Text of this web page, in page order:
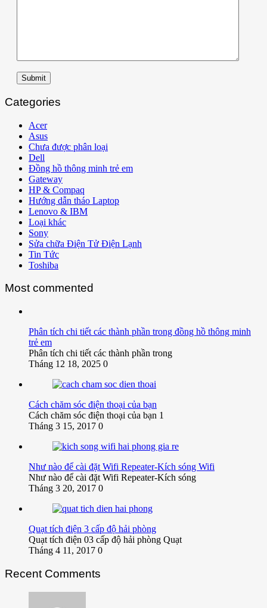
Submit
Categories
Acer
Asus
Chưa được phân loại
Dell
Đồng hồ thông minh trẻ em
Gateway
HP & Compaq
Hướng dẫn tháo Laptop
Lenovo & IBM
Loại khác
Sony
Sửa chữa Điện Tử Điện Lạnh
Tin Tức
Toshiba
Most commented
Phân tích chi tiết các thành phần trong đồng hồ thông minh
trẻ em
Phân tích chi tiết các thành phần trong
Tháng 12 18, 2025 0
Cách chăm sóc điện thoại của bạn
Cách chăm sóc điện thoại của bạn 1
Tháng 3 15, 2017 0
Như nào để cài đặt Wifi Repeater-Kích sóng Wifi
Như nào để cài đặt Wifi Repeater-Kích sóng
Tháng 3 20, 2017 0
Quạt tích điện 3 cấp độ hải phòng
Quạt tích điện 03 cấp độ hải phòng Quạt
Tháng 4 11, 2017 0
Recent Comments